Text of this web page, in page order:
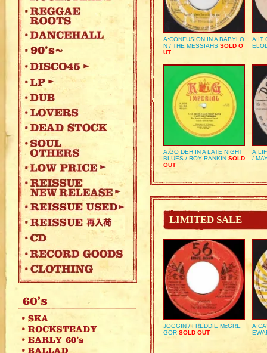
A:CONFUSION IN A BABYLO
N / THE MESSIAHS SOLD O
UT
A:IT
A:GO DEH IN A LATE NIGHT
BLUES / ROY RANKIN SOLD
OUT
/
LIMITED SALE
JOGGIN / FREDDIE McGRE
GOR SOLD OUT